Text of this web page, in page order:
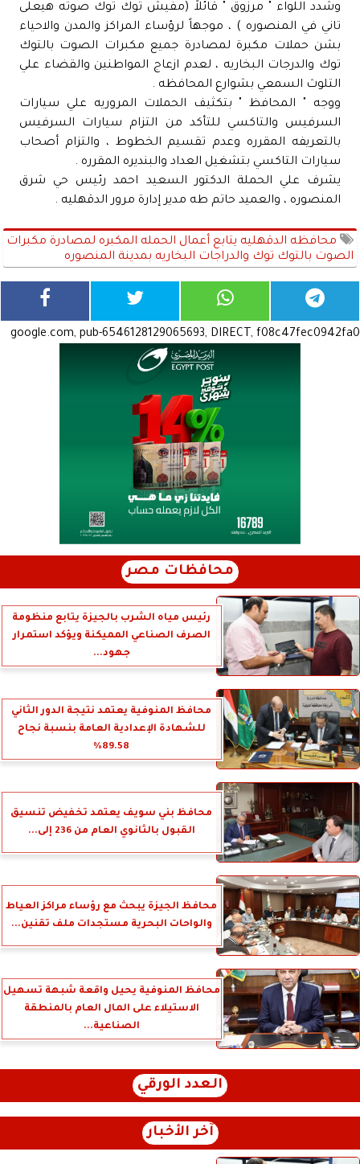
وشدد اللواء " مرزوق " قائلاً (مفيش توك توك صوته هيعلى
تاني في المنصوره ) ، موجهاً لرؤساء المراكز والمدن والاحياء
بشن حملات مكبرة لمصادرة جميع مكبرات الصوت بالتوك
توك والدرجات البخاريه ، لعدم ازعاج المواطنين والقضاء علي
التلوث السمعي بشوارع المحافظه .
ووجه " المحافظ " بتكثيف الحملات المروريه علي سيارات
السرفيس والتاكسي للتأكد من التزام سيارات السرفيس
بالتعريفه المقرره وعدم تقسيم الخطوط ، والتزام أصحاب
سيارات التاكسي بتشغيل العداد والبنديره المقرره .
يشرف علي الحملة الدكتور السعيد احمد رئيس حي شرق
المنصوره ، والعميد حاتم طه مدير إدارة مرور الدقهليه .
محافظه الدقهليه يتابع أعمال الحمله المكبره لمصادرة مكبرات
الصوت بالتوك توك والدراجات البخاريه بمدينة المنصوره
google.com, pub-6546128129065693, DIRECT, f08c47fec0942fa0
محافظات مصر
رئيس مياه الشرب بالجيزة يتابع منظومة
الصرف الصناعي المميكنة ويؤكد استمرار
جهود...
محافظ المنوفية يعتمد نتيجة الدور الثاني
للشهادة الإعدادية العامة بنسبة نجاح
89.58%
محافظ بني سويف يعتمد تخفيض تنسيق
القبول بالثانوي العام من 236 إلى...
محافظ الجيزة يبحث مع رؤساء مراكز العياط
والواحات البحرية مستجدات ملف تقنين...
محافظ المنوفية يحيل واقعة شبهة تسهيل
الاستيلاء على المال العام بالمنطقة
الصناعية...
العدد الورقي
آخر الأخبار